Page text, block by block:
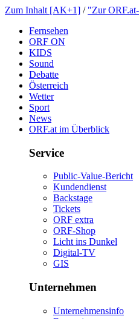
ZumInhalt[AK+1] /
Fernsehen
ORFON
KIDS
Sound
Debatte
Österreich
Wetter
Sport
News
ORF.atimÜberblick
Service
Public-Value-Bericht
Kundendienst
Backstage
Tickets
ORFextra
ORF-Shop
LichtinsDunkel
Digital-TV
GIS
Unternehmen
Unternehmensinfo